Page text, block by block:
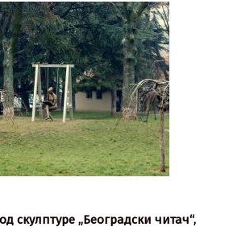
скулптуре „Београдски читач“,